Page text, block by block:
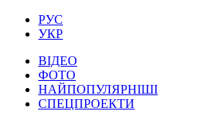
РУС
УКР
ВІДЕО
ФОТО
НАЙПОПУЛЯРНІШІ
СПЕЦПРОЕКТИ